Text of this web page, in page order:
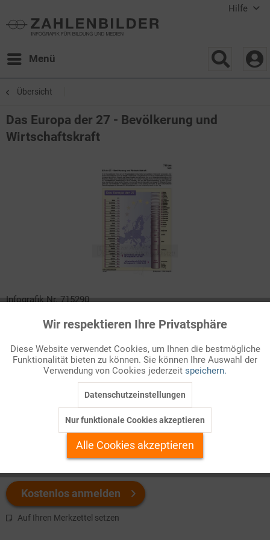
Hilfe
Menü
Übersicht
Das Europa der 27 - Bevölkerung und
Wirtschaftskraft
Infografik Nr. 715290
Die EU verbindet 27 Staaten sehr unterschiedlichen Gewichts.
Wirtschaftskraft sind in diesem ZAHLENBILD anschaulich
dargestellt. Grundwissen über Europa in kompakter Form!
Welchen Download brauchen Sie?
s/w-Version
Kostenlos anmelden
Auf Ihren Merkzettel setzen
Funktionale Aktiv
Marketing Inaktiv
Personalisierung Inaktiv
Service
Wir respektieren Ihre Privatsphäre
Diese Website verwendet Cookies, um Ihnen die bestmögliche
Funktionalität bieten zu können. Sie können Ihre Auswahl der
Verwendung von Cookies jederzeit speichern.
Datenschutzeinstellungen
Nur funktionale Cookies akzeptieren
Alle Cookies akzeptieren